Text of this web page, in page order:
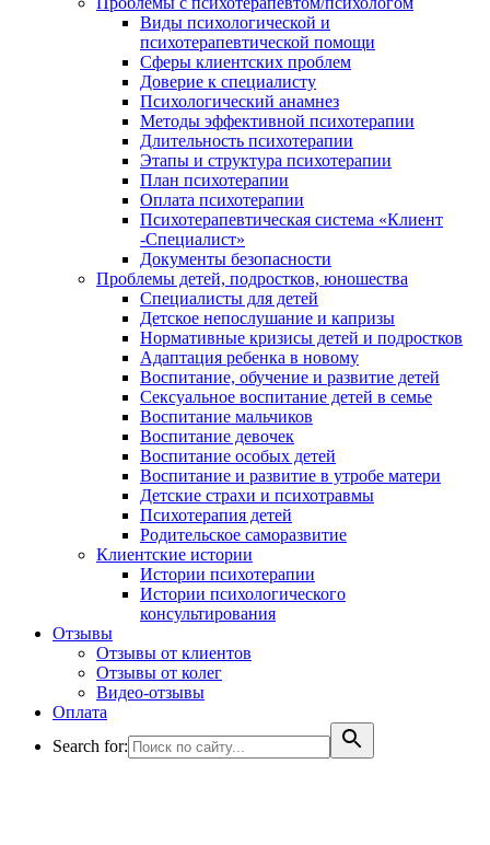
Виды психологической и
психотерапевтической помощи
Сферы клиентских проблем
Доверие к специалисту
Психологический анамнез
Методы эффективной психотерапии
Длительность психотерапии
Этапы и структура психотерапии
План психотерапии
Оплата психотерапии
Психотерапевтическая система «Клиент
-Специалист»
Документы безопасности
Проблемы детей, подростков, юношества
Специалисты для детей
Детское непослушание и капризы
Нормативные кризисы детей и подростков
Адаптация ребенка в новому
Воспитание, обучение и развитие детей
Сексуальное воспитание детей в семье
Воспитание мальчиков
Воспитание девочек
Воспитание особых детей
Воспитание и развитие в утробе матери
Детские страхи и психотравмы
Психотерапия детей
Родительское саморазвитие
Клиентские истории
Истории психотерапии
Истории психологического
консультирования
Отзывы
Отзывы от клиентов
Отзывы от колег
Видео-отзывы
Оплата
Search for: